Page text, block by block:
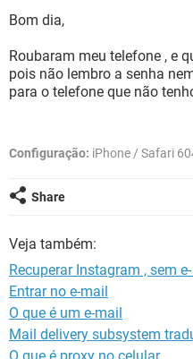
GUIA DE COMPRAS
GUIA DE COMPRAS
CELULAR
OUTLOOK
INSTAGRAM
Bom dia,
Roubaram meu telefone , e
pois não lembro a senha
para o telefone que não
Configuração: iPhone / Safari
Share
Veja também:
Recuperar Instagram , sem
Entrar no e-mail
O que é um e-mail
Mail delivery subsystem